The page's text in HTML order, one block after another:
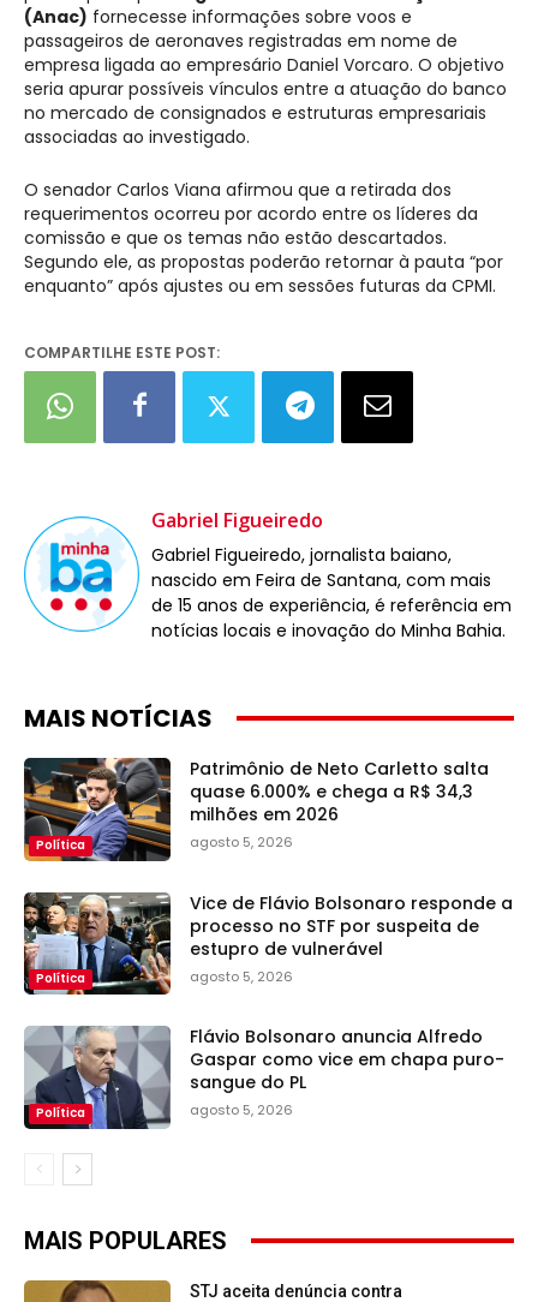
(Anac) fornecesse informações sobre voos e
passageiros de aeronaves registradas em nome de
empresa ligada ao empresário Daniel Vorcaro. O objetivo
seria apurar possíveis vínculos entre a atuação do banco
no mercado de consignados e estruturas empresariais
associadas ao investigado.
O senador Carlos Viana afirmou que a retirada dos
requerimentos ocorreu por acordo entre os líderes da
comissão e que os temas não estão descartados.
Segundo ele, as propostas poderão retornar à pauta “por
enquanto” após ajustes ou em sessões futuras da CPMI.
COMPARTILHE ESTE POST:
Gabriel Figueiredo
Gabriel Figueiredo, jornalista baiano,
nascido em Feira de Santana, com mais
de 15 anos de experiência, é referência em
notícias locais e inovação do Minha Bahia.
MAIS NOTÍCIAS
Política
Patrimônio de Neto Carletto salta
quase 6.000% e chega a R$ 34,3
milhões em 2026
agosto 5, 2026
Política
Vice de Flávio Bolsonaro responde a
processo no STF por suspeita de
estupro de vulnerável
agosto 5, 2026
Política
Flávio Bolsonaro anuncia Alfredo
Gaspar como vice em chapa puro-
sangue do PL
agosto 5, 2026
MAIS POPULARES
STJ aceita denúncia contra